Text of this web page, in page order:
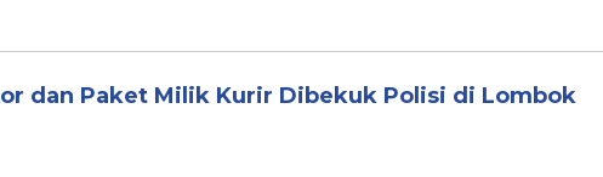
dan Paket Milik Kurir Dibekuk Polisi di Lombok